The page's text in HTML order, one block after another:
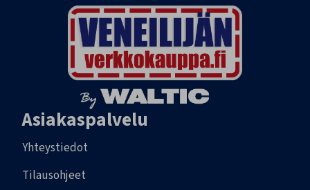
Asiakaspalvelu
Yhteystiedot
Tilausohjeet